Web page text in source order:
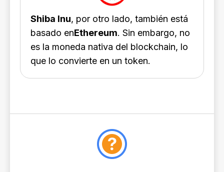
Shiba Inu, por otro lado, también está
basado enEthereum. Sin embargo, no
es la moneda nativa del blockchain, lo
que lo convierte en un token.